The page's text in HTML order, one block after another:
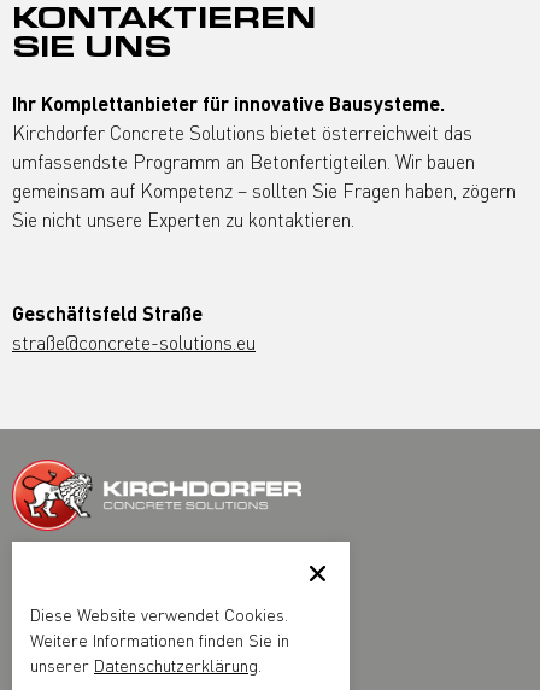
KONTAKTIEREN
SIE UNS
Ihr Komplettanbieter für innovative Bausysteme.
Kirchdorfer Concrete Solutions bietet österreichweit das
umfassendste Programm an Betonfertigteilen. Wir bauen
gemeinsam auf Kompetenz – sollten Sie Fragen haben, zögern
Sie nicht unsere Experten zu kontaktieren.
Geschäftsfeld Straße
straße@concrete-solutions.eu
Telefon +43 5 7715 101 0
Fax +43 5 7715 400 130
office@concrete-solutions.eu
Diese Website verwendet Cookies.
Weitere Informationen finden Sie in
unserer Datenschutzerklärung